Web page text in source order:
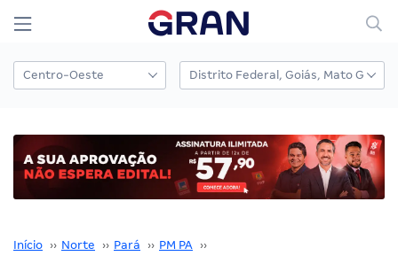
Início ›› Norte ›› Pará ›› PM PA ››